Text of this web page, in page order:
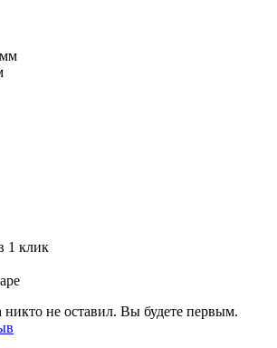
1 клик
не оставил. Вы будете первым.